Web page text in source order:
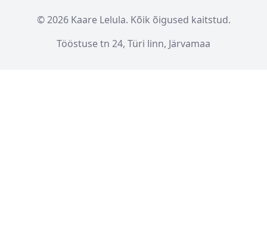
© 2026 Kaare Lelula. Kõik õigused kaitstud.
Tööstuse tn 24, Türi linn, Järvamaa